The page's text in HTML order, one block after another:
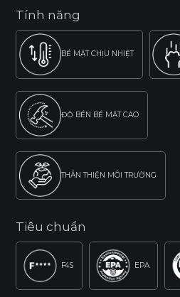
Tính năng
BỀ MẶT CHỊU NHIỆT
ĐỘ BỀN BỀ MẶT CAO
THÂN THIỆN MÔI TRƯỜNG
Tiêu chuẩn
F4S EPA